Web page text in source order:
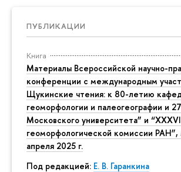
ПУБЛИКАЦИИ
Книга
Материалы Всероссийской научно-
конференции с международным
Щукинские чтения: к 80-летию
геоморфологии и палеогеографии и
Московского университета” и
геоморфологической комиссии
апреля 2025 г.
Под редакцией: Е. В. Гаранкина